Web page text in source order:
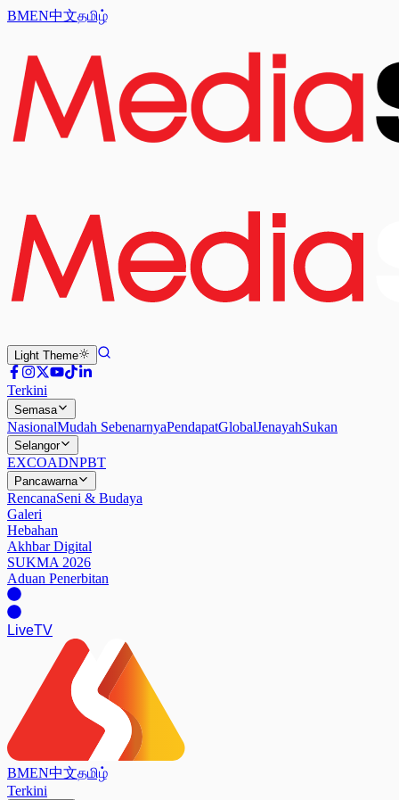
BMEN中文தமிழ்
Light Theme
Terkini
Semasa
NasionalMudah SebenarnyaPendapatGlobalJenayahSukan
Selangor
EXCOADNPBT
Pancawarna
RencanaSeni & Budaya
Galeri
Hebahan
Akhbar Digital
SUKMA 2026
Aduan Penerbitan
LiveTV
BMEN中文தமிழ்
Terkini